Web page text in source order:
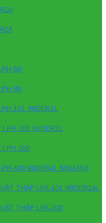
50
80
101 WIDER1L
LPH-200 WIDER2L
LPH-300
400 WIDER4L KIWAMI4
THẤP LPA-101 WIDER1AL
THẤP LPA-200